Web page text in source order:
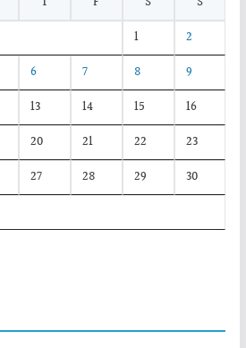
1
2
6 7 8
9
13 14 15
16
20 21 22
23
27 28 29
30